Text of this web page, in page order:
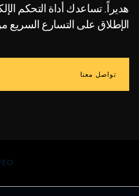
هديراً. تساعدك أداة التحكم
الإطلاق على التسارع السريع
تواصل معنا